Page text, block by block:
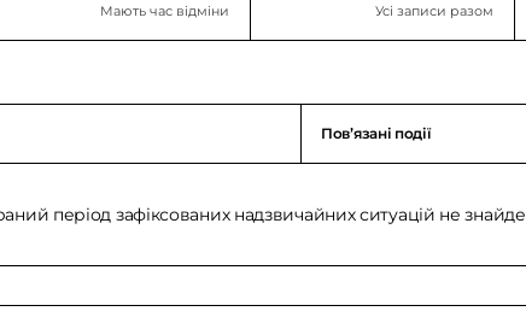
Мають час відміни Усі записи разом
Повʼязані події
період зафіксованих надзвичайних ситуацій не